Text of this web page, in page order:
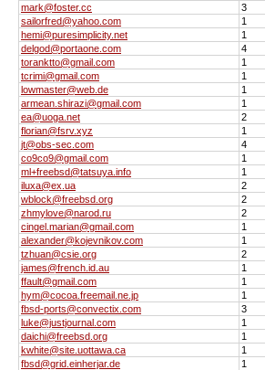
mark@foster.cc
3
sailorfred@yahoo.com
1
hemi@puresimplicity.net
1
delgod@portaone.com
4
toranktto@gmail.com
1
tcrimi@gmail.com
1
lowmaster@web.de
1
armean.shirazi@gmail.com
1
ea@uoga.net
2
florian@fsrv.xyz
1
jt@obs-sec.com
4
co9co9@gmail.com
1
ml+freebsd@tatsuya.info
1
iluxa@ex.ua
2
wblock@freebsd.org
2
zhmylove@narod.ru
2
cingel.marian@gmail.com
1
alexander@kojevnikov.com
1
tzhuan@csie.org
2
james@french.id.au
1
ffault@gmail.com
1
hym@cocoa.freemail.ne.jp
1
fbsd-ports@convectix.com
3
luke@justjournal.com
1
daichi@freebsd.org
1
kwhite@site.uottawa.ca
1
fbsd@grid.einherjar.de
1